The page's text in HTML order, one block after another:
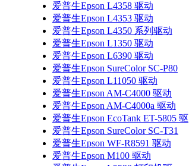
爱普生Epson L4358 驱动
爱普生Epson L4353 驱动
爱普生Epson L4350 系列驱动
爱普生Epson L1350 驱动
爱普生Epson L6390 驱动
爱普生Epson SureColor SC-P80
爱普生Epson L11050 驱动
爱普生Epson AM-C4000 驱动
爱普生Epson AM-C4000a 驱动
爱普生Epson EcoTank ET-5805 驱
爱普生Epson SureColor SC-T31
爱普生Epson WF-R8591 驱动
爱普生Epson M100 驱动